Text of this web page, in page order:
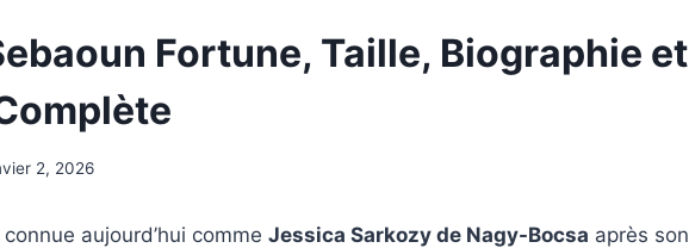
Fortune, Taille, Biographie et
2, 2026
aujourd’hui comme Jessica Sarkozy de Nagy-Bocsa après son